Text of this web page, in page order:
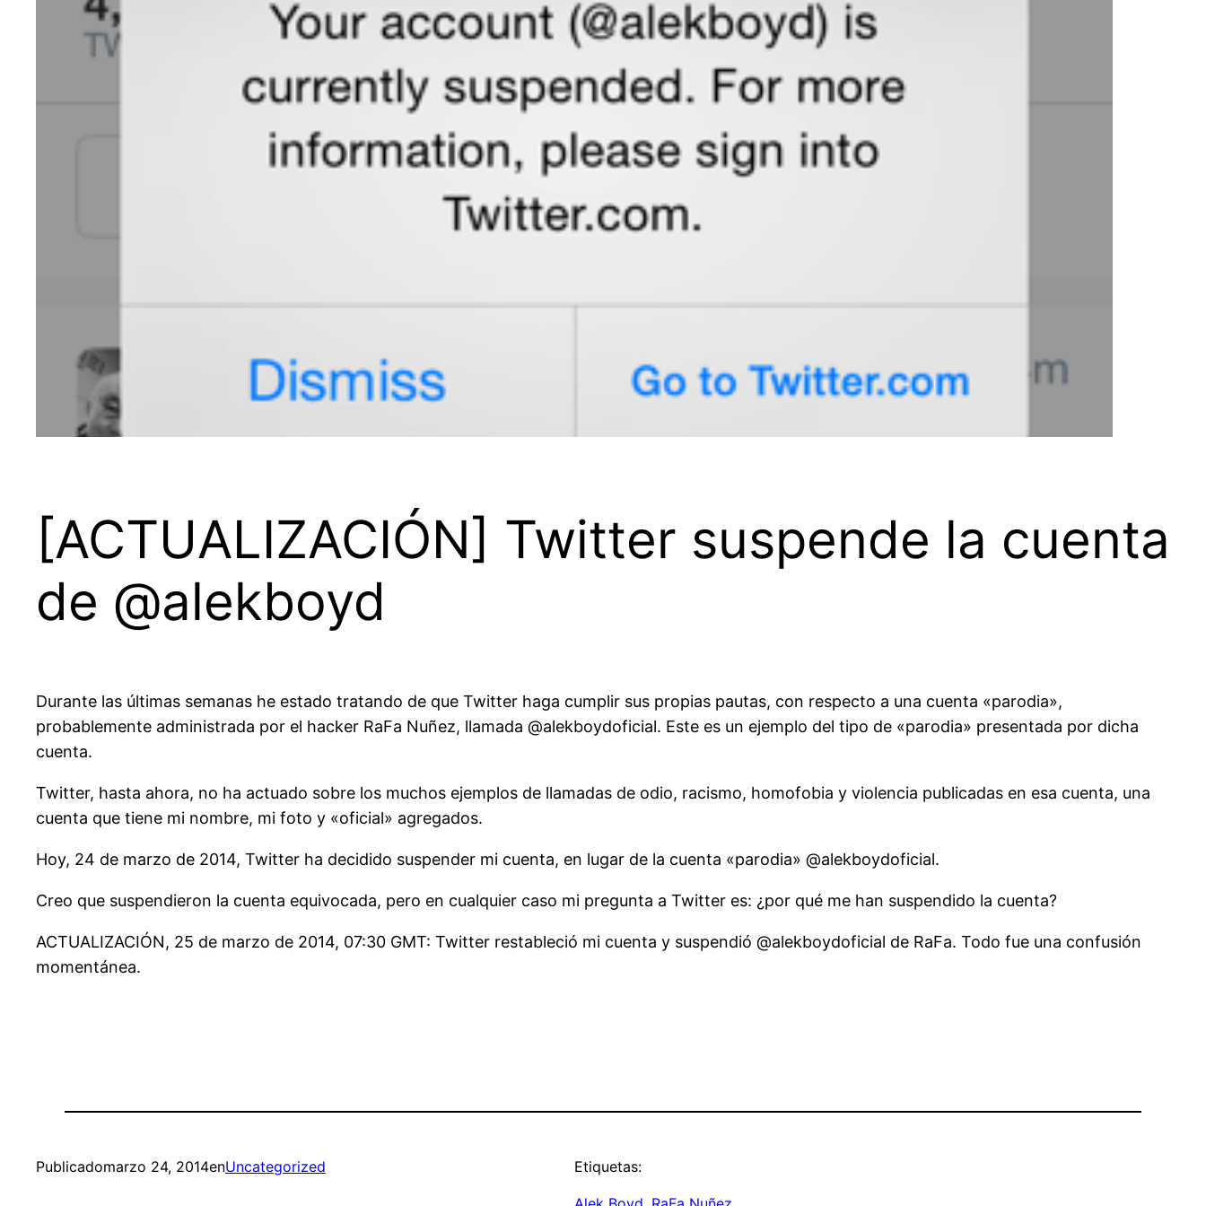
[ACTUALIZACIÓN] Twitter suspende la cuenta
de @alekboyd
Durante las últimas semanas he estado tratando de que Twitter haga cumplir sus propias pautas, con respecto a una cuenta «parodia»,
probablemente administrada por el hacker RaFa Nuñez, llamada @alekboydoficial. Este es un ejemplo del tipo de «parodia» presentada por dicha
cuenta.
Twitter, hasta ahora, no ha actuado sobre los muchos ejemplos de llamadas de odio, racismo, homofobia y violencia publicadas en esa cuenta, una
cuenta que tiene mi nombre, mi foto y «oficial» agregados.
Hoy, 24 de marzo de 2014, Twitter ha decidido suspender mi cuenta, en lugar de la cuenta «parodia» @alekboydoficial.
Creo que suspendieron la cuenta equivocada, pero en cualquier caso mi pregunta a Twitter es: ¿por qué me han suspendido la cuenta?
ACTUALIZACIÓN, 25 de marzo de 2014, 07:30 GMT: Twitter restableció mi cuenta y suspendió @alekboydoficial de RaFa. Todo fue una confusión
momentánea.
Publicadomarzo 24, 2014enUncategorized Etiquetas: